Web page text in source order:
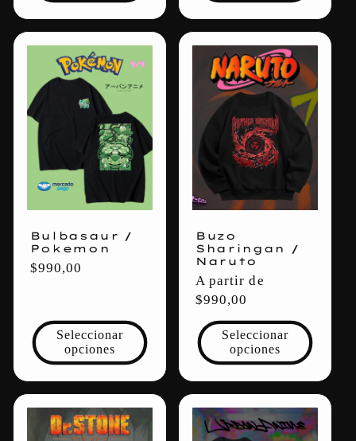
Bulbasaur /
Pokemon
Precio
$990,00
Seleccionar
opciones
Buzo
Sharingan /
Naruto
Precio
habitual
A partir de
$990,00
Seleccionar
opciones